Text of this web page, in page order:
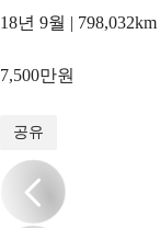
18년 9월 |
7,500만원
공유
/17